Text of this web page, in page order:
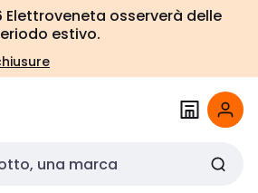
osserverà delle
estivo.